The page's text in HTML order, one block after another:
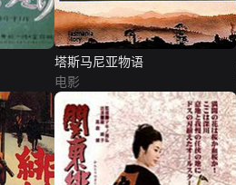
塔斯马尼亚物语
电影